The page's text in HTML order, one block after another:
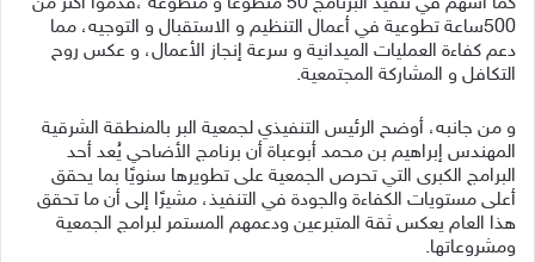
500ساعة تطوعية في أعمال التنظيم و الاستقبال و التوجيه، مما
دعم كفاءة العمليات الميدانية و سرعة إنجاز الأعمال، و عكس روح
التكافل و المشاركة المجتمعية.
و من جانبه، أوضح الرئيس التنفيذي لجمعية البر بالمنطقة الشرقية
المهندس إبراهيم بن محمد أبوعباة أن برنامج الأضاحي يُعد أحد
البرامج الكبرى التي تحرص الجمعية على تطويرها سنويًا بما يحقق
أعلى مستويات الكفاءة والجودة في التنفيذ، مشيرًا إلى أن ما تحقق
هذا العام يعكس ثقة المتبرعين ودعمهم المستمر لبرامج الجمعية
ومشروعاتها.